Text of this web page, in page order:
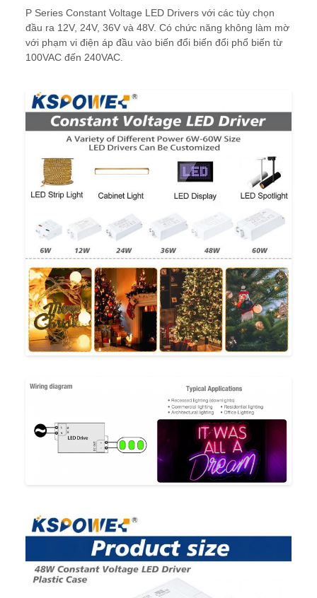
P Series Constant Voltage LED Drivers với các tùy chọn
đầu ra 12V, 24V, 36V và 48V. Có chức năng không làm mờ
với phạm vi điện áp đầu vào biến đổi biến đổi phổ biến từ
100VAC đến 240VAC.